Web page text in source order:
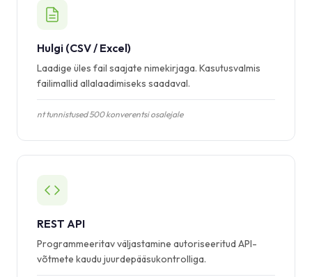
Hulgi (CSV / Excel)
Laadige üles fail saajate nimekirjaga. Kasutusvalmis
failimallid allalaadimiseks saadaval.
nt tunnistused 500 konverentsi osalejale
REST API
Programmeeritav väljastamine autoriseeritud API-
võtmete kaudu juurdepääsukontrolliga.